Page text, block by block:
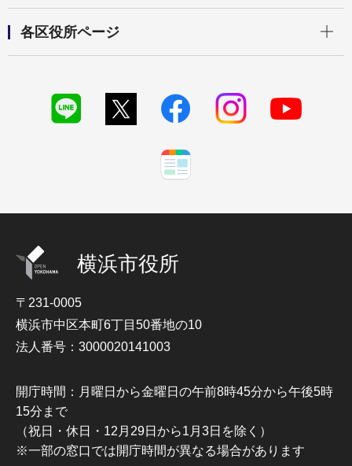
各区役所ページ
横浜市役所
〒231-0005
横浜市中区本町6丁目50番地の10
法人番号：3000020141003
開庁時間：月曜日から金曜日の午前8時45分から午後5時
15分まで
（祝日・休日・12月29日から1月3日を除く）
※一部の窓口では開庁時間が異なる場合があります